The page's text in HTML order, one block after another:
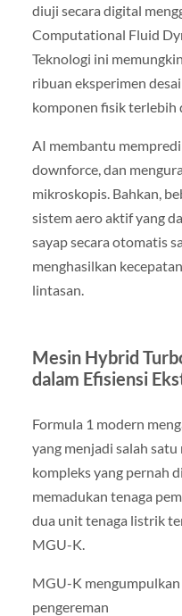
diuji secara digital
Computational Fluid
Teknologi ini
ribuan eksperimen
komponen fisik terlebih
AI membantu
downforce, dan
mikroskopis. Bahkan,
sistem aero aktif yang
sayap secara otomatis
menghasilkan
lintasan.
Mesin Hybrid
dalam Efisiensi
Formula 1 modern
yang menjadi salah
kompleks yang pernah
memadukan tenaga
dua unit tenaga listrik
MGU-K.
MGU-K
pengereman